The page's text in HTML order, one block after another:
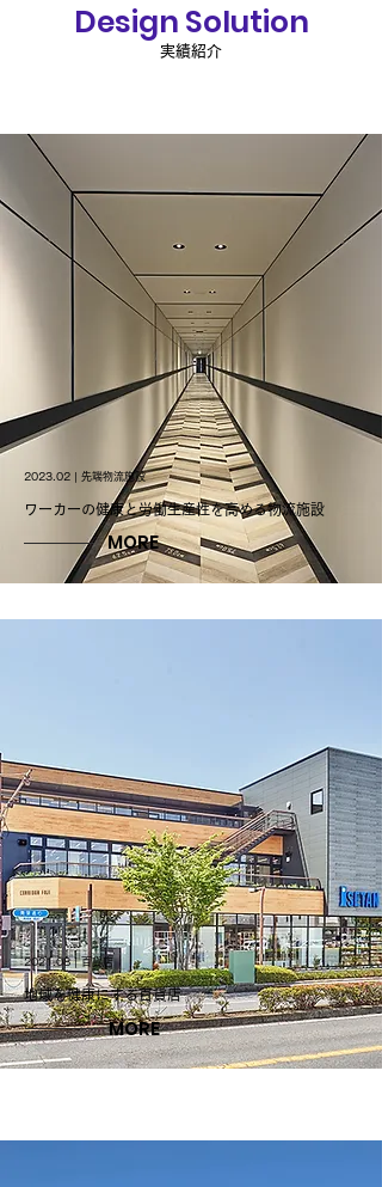
Design Solution
実績紹介
2023.02 | 先端物流施設
ワーカーの健康と労働生産性を高める物流施設
MORE
2021.08 | 百貨店
地域を健康にする百貨店
MORE